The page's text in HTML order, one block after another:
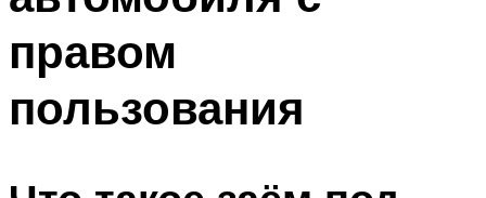
правом
пользования